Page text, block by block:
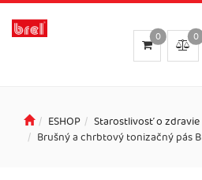
0
0
ESHOP Starostlivosť o zdravie
Brušný a chrbtový tonizačný pás